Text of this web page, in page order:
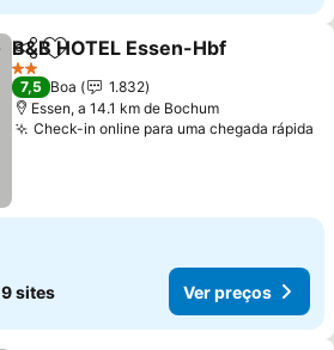
PartilharAdicionar aos favoritos
B&B HOTEL Essen-Hbf
2 Estrelas
7,5 Boa
1.832
Essen, a 14.1 km de Bochum
Check-in online para uma chegada rápida
9 sites Ver preços